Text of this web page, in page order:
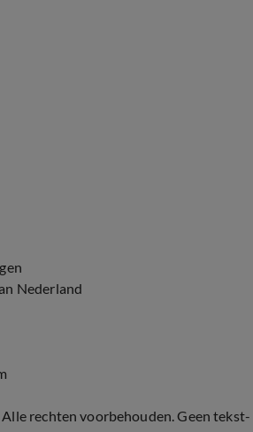
Nederland
rechten voorbehouden. Geen tekst-